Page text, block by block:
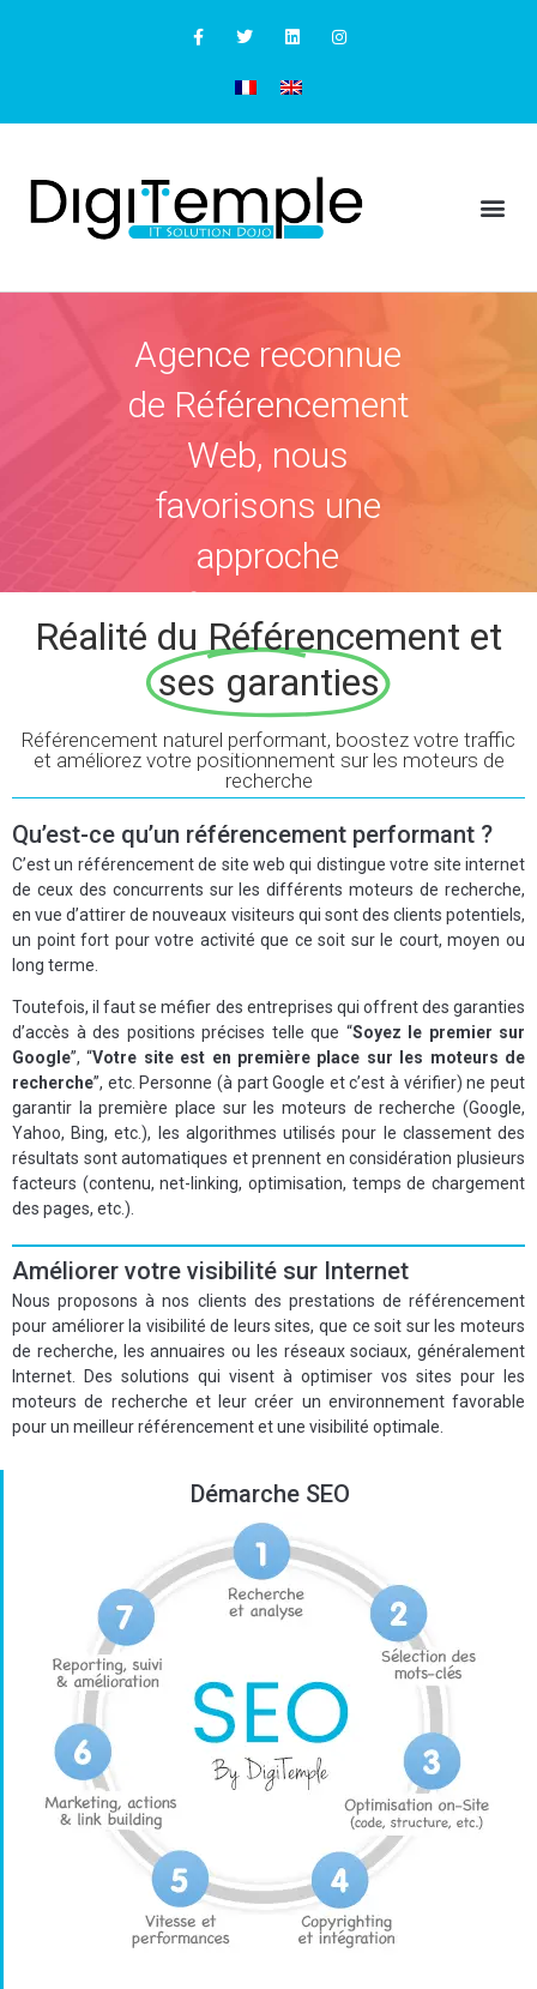
Référencement
Agence reconnue
de Référencement
Web, nous
favorisons une
approche
performante pour
chaque site web
Réalité du Référencement et
ses garanties
Référencement naturel performant, boostez votre traffic
et améliorez votre positionnement sur les moteurs de
recherche
Qu’est-ce qu’un référencement performant ?
C’est un référencement de site web qui distingue votre site internet
de ceux des concurrents sur les différents moteurs de recherche,
en vue d’attirer de nouveaux visiteurs qui sont des clients potentiels,
un point fort pour votre activité que ce soit sur le court, moyen ou
long terme.
Toutefois, il faut se méfier des entreprises qui offrent des garanties
d’accès à des positions précises telle que “Soyez le premier sur
Google”, “Votre site est en première place sur les moteurs de
recherche”, etc. Personne (à part Google et c’est à vérifier) ne peut
garantir la première place sur les moteurs de recherche (Google,
Yahoo, Bing, etc.), les algorithmes utilisés pour le classement des
résultats sont automatiques et prennent en considération plusieurs
facteurs (contenu, net-linking, optimisation, temps de chargement
des pages, etc.).
Améliorer votre visibilité sur Internet
Nous proposons à nos clients des prestations de référencement
pour améliorer la visibilité de leurs sites, que ce soit sur les moteurs
de recherche, les annuaires ou les réseaux sociaux, généralement
Internet. Des solutions qui visent à optimiser vos sites pour les
moteurs de recherche et leur créer un environnement favorable
pour un meilleur référencement et une visibilité optimale.
Démarche SEO